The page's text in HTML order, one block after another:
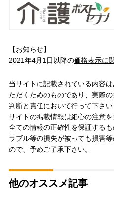
【お知らせ】
2021年4月1日以降の価格表示に
当サイトに記載されている内容
ただくためのものであり、実際
判断と責任において行って下さ
サイトの掲載情報は細心の注意
全ての情報の正確性を保証する
ラブル等の損失が被っても損害
ので、予めご了承下さい。
他のオススメ記事